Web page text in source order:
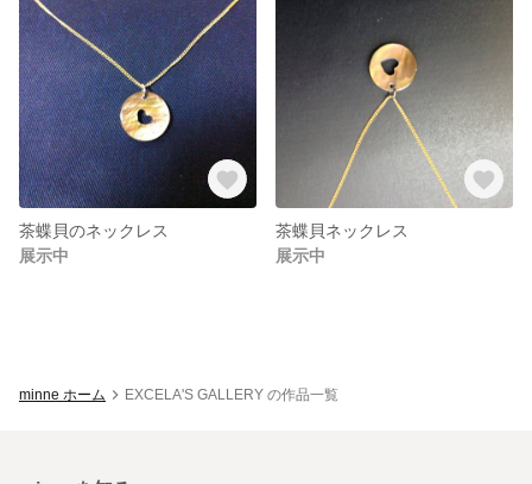
茶蝶貝のネックレス
展示中
茶蝶貝ネックレス
展示中
minne ホーム EXCELA'S GALLERY の作品一覧